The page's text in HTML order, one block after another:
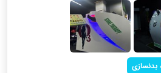
بدنسازی